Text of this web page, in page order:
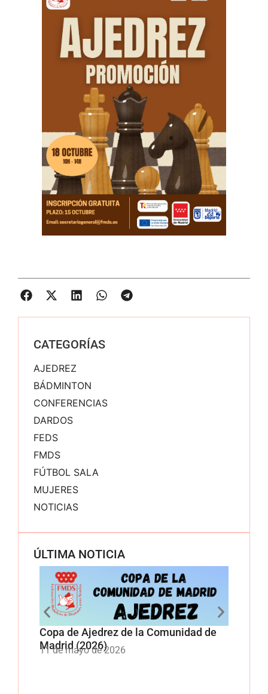
CATEGORÍAS
AJEDREZ
BÁDMINTON
CONFERENCIAS
DARDOS
FEDS
FMDS
FÚTBOL SALA
MUJERES
NOTICIAS
ÚLTIMA NOTICIA
Copa de Ajedrez de la Comunidad de
Madrid (2026)
11 de mayo de 2026